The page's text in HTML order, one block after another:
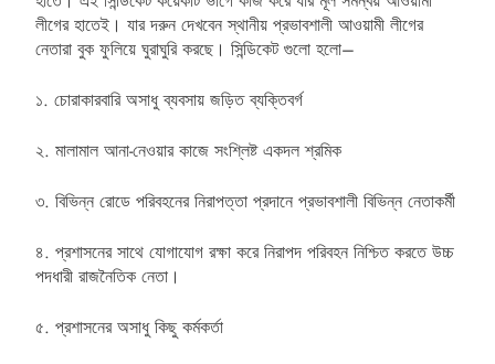
লীগের হাতেই। যার দরুন দেখবেন স্থানীয় প্রভাবশালী আওয়ামী লীগের
নেতারা বুক ফুলিয়ে ঘুরাঘুরি করছে। সিন্ডিকেট গুলো হলো–
১. চোরাকারবারি অসাধু ব্যবসায় জড়িত ব্যক্তিবর্গ
২. মালামাল আনা-নেওয়ার কাজে সংশ্লিষ্ট একদল শ্রমিক
৩. বিভিন্ন রোডে পরিবহনের নিরাপত্তা প্রদানে প্রভাবশালী বিভিন্ন নেতাকর্মী
৪. প্রশাসনের সাথে যোগাযোগ রক্ষা করে নিরাপদ পরিবহন নিশ্চিত করতে উচ্চ
পদধারী রাজনৈতিক নেতা।
৫. প্রশাসনের অসাধু কিছু কর্মকর্তা